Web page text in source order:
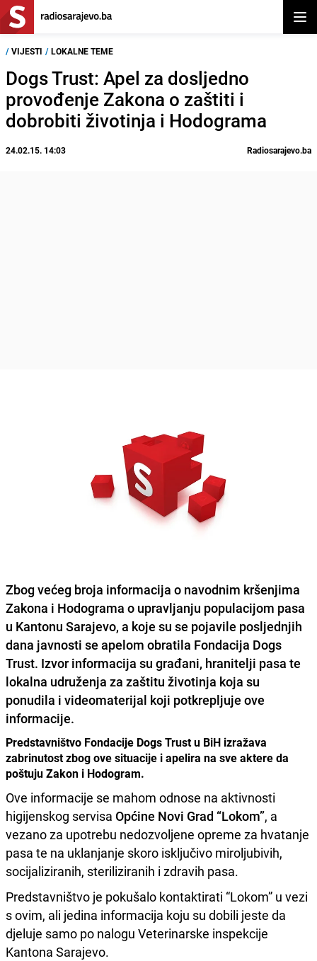
/ VIJESTI / LOKALNE TEME
Dogs Trust: Apel za dosljedno
provođenje Zakona o zaštiti i
dobrobiti životinja i Hodograma
24.02.15. 14:03 Radiosarajevo.ba
Zbog većeg broja informacija o navodnim kršenjima
Zakona i Hodograma o upravljanju populacijom pasa
u Kantonu Sarajevo, a koje su se pojavile posljednjih
dana javnosti se apelom obratila Fondacija Dogs
Trust. Izvor informacija su građani, hranitelji pasa te
lokalna udruženja za zaštitu životinja koja su
ponudila i videomaterijal koji potkrepljuje ove
informacije.
Predstavništvo Fondacije Dogs Trust u BiH izražava
zabrinutost zbog ove situacije i apelira na sve aktere da
poštuju Zakon i Hodogram.
Ove informacije se mahom odnose na aktivnosti
higijenskog servisa Općine Novi Grad “Lokom”, a
vezano za upotrebu nedozvoljene opreme za hvatanje
pasa te na uklanjanje skoro isključivo miroljubivih,
socijaliziranih, steriliziranih i zdravih pasa.
Predstavništvo je pokušalo kontaktirati “Lokom” u vezi
s ovim, ali jedina informacija koju su dobili jeste da
djeluje samo po nalogu Veterinarske inspekcije
Kantona Sarajevo.